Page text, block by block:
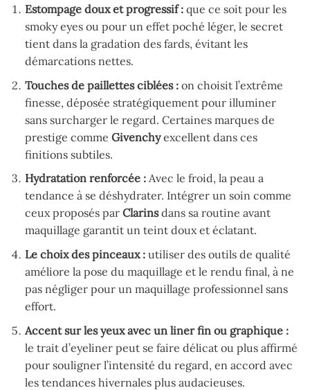
Estompage doux et progressif :que ce soit pour les
smoky eyes ou pour un effet poché léger, le secret
tient dans la gradation des fards, évitant les
démarcations nettes.
Touches de paillettes ciblées :on choisit l’extrême
finesse, déposée stratégiquement pour illuminer
sans surcharger le regard. Certaines marques de
prestige comme Givenchyexcellent dans ces
finitions subtiles.
Hydratation renforcée :Avec le froid, la peau a
tendance à se déshydrater. Intégrer un soin comme
ceux proposés par Clarinsdans sa routine avant
maquillage garantit un teint doux et éclatant.
Le choix des pinceaux :utiliser des outils de qualité
améliore la pose du maquillage et le rendu final, à ne
pas négliger pour un maquillage professionnel sans
effort.
Accent sur les yeux avec un liner fin ou graphique :
le trait d’eyeliner peut se faire délicat ou plus affirmé
pour souligner l’intensité du regard, en accord avec
les tendances hivernales plus audacieuses.